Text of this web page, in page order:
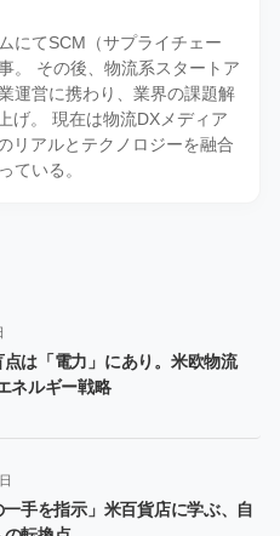
にてSCM（サプライチェー
。 その後、物流系スタートア
運営に携わり、業界の課題解
げ。 現在は物流DXメディア
リアルとテクノロジーを融合
ている。
点は「電力」にあり。米欧物流
ネルギー戦略
一手を指示」米百貨店に学ぶ、自